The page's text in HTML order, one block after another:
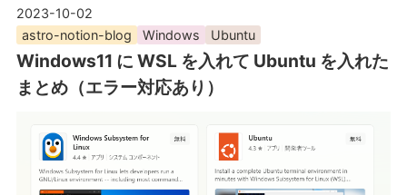
2023-10-02
astro-notion-blog
Windows Ubuntu
Windows11 に WSL を入れて Ubuntu を入れた
まとめ（エラー対応あり）